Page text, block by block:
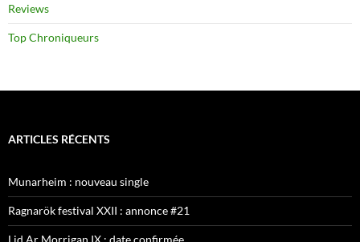
Reviews
Top Chroniqueurs
ARTICLES RÉCENTS
Munarheim : nouveau single
Ragnarök festival XXII : annonce #21
Lid Ar Morrigan IX : date confirmée